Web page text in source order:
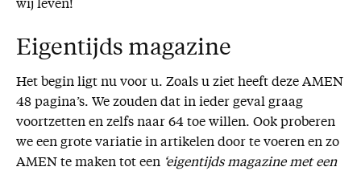
wij leven!
Eigentijds magazine
Het begin ligt nu voor u. Zoals u ziet heeft deze AMEN
48 pagina’s. We zouden dat in ieder geval graag
voortzetten en zelfs naar 64 toe willen. Ook proberen
we een grote variatie in artikelen door te voeren en zo
AMEN te maken tot een ‘eigentijds magazine met een